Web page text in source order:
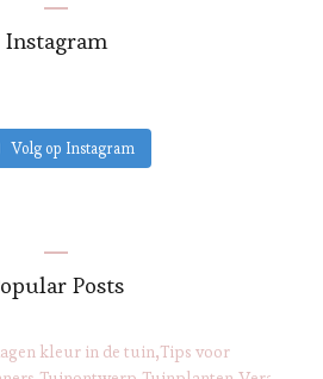
Instagram
Volg op Instagram
Posts
kleur in de tuin Tips voor